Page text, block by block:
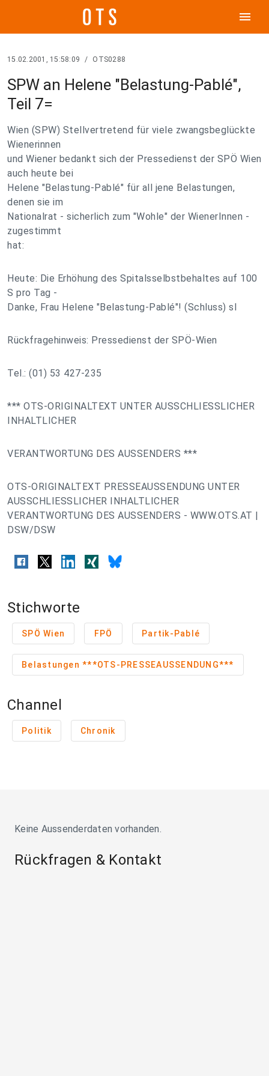
menu
15.02.2001, 15:58:09 / OTS0288
SPW an Helene "Belastung-Pablé",
Teil 7=
Wien (SPW) Stellvertretend für viele zwangsbeglückte
Wienerinnen
und Wiener bedankt sich der Pressedienst der SPÖ Wien
auch heute bei
Helene "Belastung-Pablé" für all jene Belastungen,
denen sie im
Nationalrat - sicherlich zum "Wohle" der WienerInnen -
zugestimmt
hat:
Heute: Die Erhöhung des Spitalsselbstbehaltes auf 100
S pro Tag -
Danke, Frau Helene "Belastung-Pablé"! (Schluss) sl
Rückfragehinweis: Pressedienst der SPÖ-Wien
Tel.: (01) 53 427-235
*** OTS-ORIGINALTEXT UNTER AUSSCHLIESSLICHER
INHALTLICHER
VERANTWORTUNG DES AUSSENDERS ***
OTS-ORIGINALTEXT PRESSEAUSSENDUNG UNTER
AUSSCHLIESSLICHER INHALTLICHER
VERANTWORTUNG DES AUSSENDERS - WWW.OTS.AT |
DSW/DSW
Stichworte
SPÖ Wien FPÖ Partik-Pablé
Belastungen ***OTS-PRESSEAUSSENDUNG***
Channel
Politik Chronik
Keine Aussenderdaten vorhanden.
Rückfragen & Kontakt